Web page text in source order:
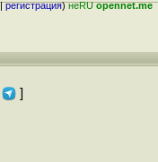
регистрация)неRUopennet.me
]